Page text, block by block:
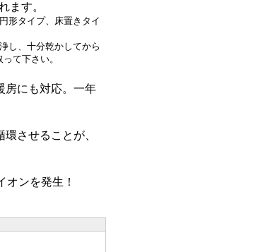
ます。
形タイプ、床置きタイ
し、十分乾かしてから
て下さい。
房にも対応。一年
させることが、
ンを発生！